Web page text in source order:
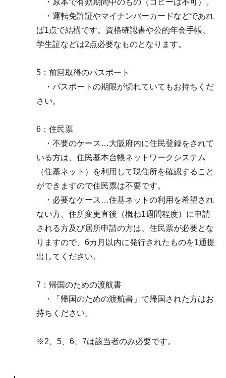
・原本で有効期間中のもの（コピーは不可）。
・運転免許証やマイナンバーカードなどであれ
ば1点で結構です。資格確認書や公的年金手帳、
学生証などは2点必要なものとなります。
5：前回取得のパスポート
・パスポートの期限が切れていてもお持ちくだ
さい。
6：住民票
・不要のケース…大阪府内に住民登録をされて
いる方は、住民基本台帳ネットワークシステム
（住基ネット）を利用して現住所を確認すること
ができますので住民票は不要です。
・必要なケース…住基ネットの利用を希望され
ない方、住所変更直後（概ね1週間程度）に申請
される方及び居所申請の方は、住民票が必要とな
りますので、6カ月以内に発行されたものを1通提
出してください。
7：帰国のための渡航書
・「帰国のための渡航書」で帰国された方はお
持ちください。
※2、5、6、7は該当者のみ必要です。